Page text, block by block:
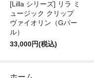
[Lilla シリーズ] リラ ミ
ュージック クリップ
ヴァイオリン（Gパー
ル）
33,000円(税込)